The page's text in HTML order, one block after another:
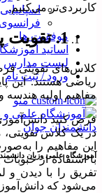
اسپانیایی
فرانسوی
موفقیت ها
اساتید
لیست مدارس
ورود / ثبت نام
منو
آموزشگاه علمی وزبان
کاربردی‌تر می‌کنیم.
1. تقویت پایه‌های ریاضی
کلاس‌های تقویتی
ریاضی هستند. این
مفاهیم اولیه
فرض کنید
در یک کلاس تقویتی،
این مفاهیم را
با استفاده از
تفریق را با دیدن
می‌شود که